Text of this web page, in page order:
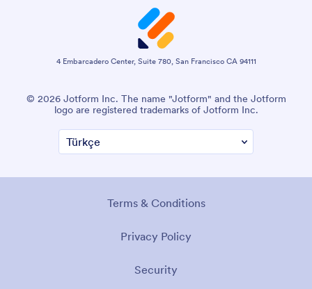
4 Embarcadero Center, Suite 780, San Francisco CA 94111
© 2026 Jotform Inc. The name "Jotform" and the Jotform
logo are registered trademarks of Jotform Inc.
Terms & Conditions
Privacy Policy
Security